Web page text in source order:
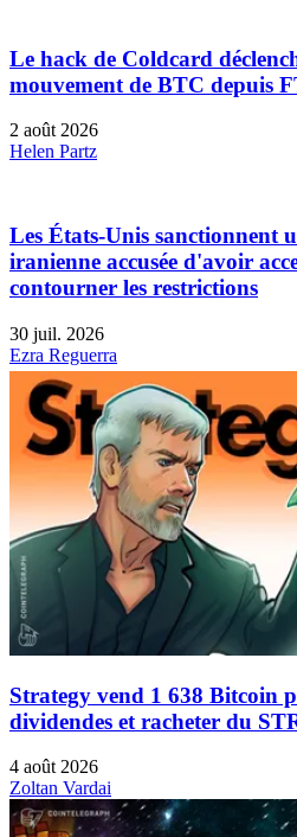
Le hack de Coldcard
mouvement de BTC depuis
2 août 2026
Helen Partz
Les États-Unis sanctionnent
iranienne accusée d'avoir
contourner les restrictions
30 juil. 2026
Ezra Reguerra
Strategy vend 1 638 Bitcoin
dividendes et racheter du
4 août 2026
Zoltan Vardai